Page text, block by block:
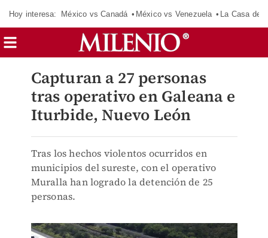
Hoy interesa: México vs Canadá México vs Venezuela La Casa de
Capturan a 27 personas
tras operativo en Galeana e
Iturbide, Nuevo León
Tras los hechos violentos ocurridos en
municipios del sureste, con el operativo
Muralla han logrado la detención de 25
personas.